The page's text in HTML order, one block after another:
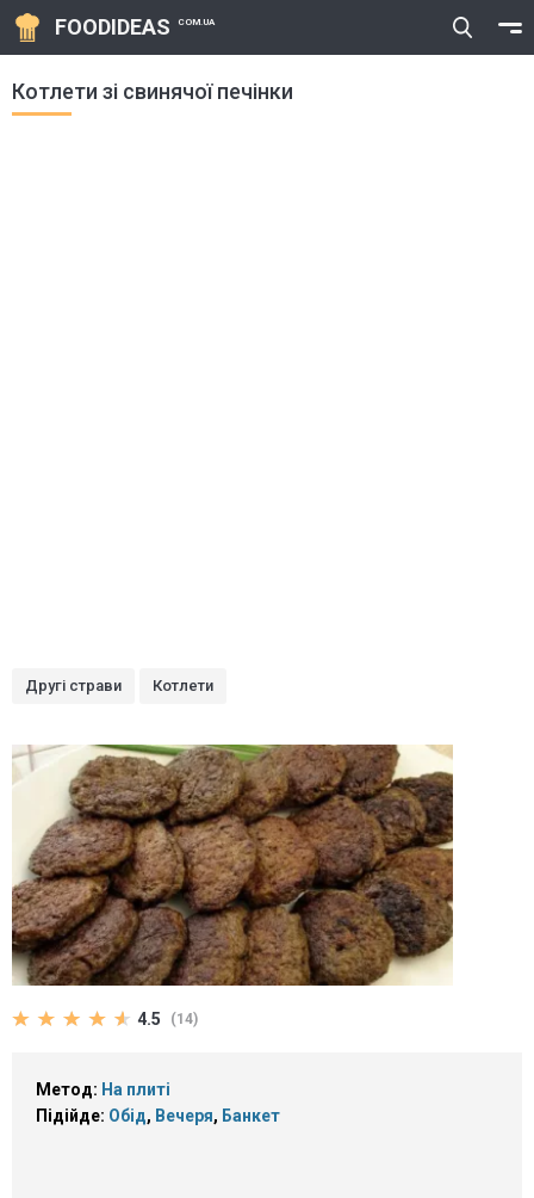
FOODIDEAS COM.UA
Котлети зі свинячої печінки
Другі страви Котлети
4.5 (14)
Метод: На плиті
Підійде: Обід, Вечеря, Банкет